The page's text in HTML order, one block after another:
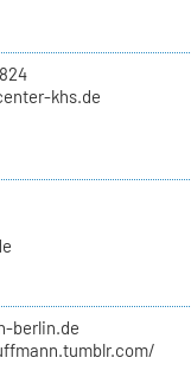
khs.de
berlin.de